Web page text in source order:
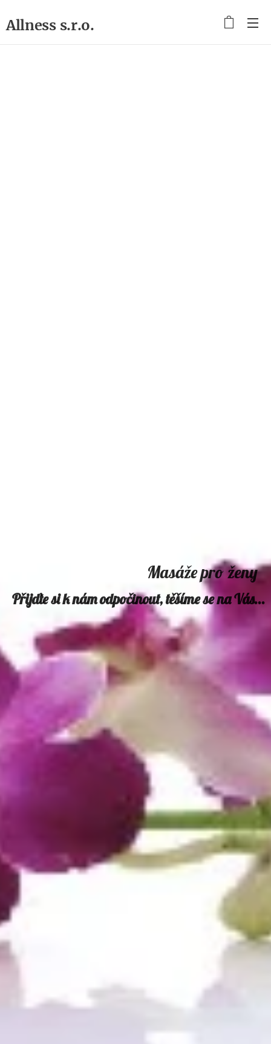
Allness s.r.o.
Masáže pro ženy
Přijďte si k nám odpočinout, těšíme se na Vás...